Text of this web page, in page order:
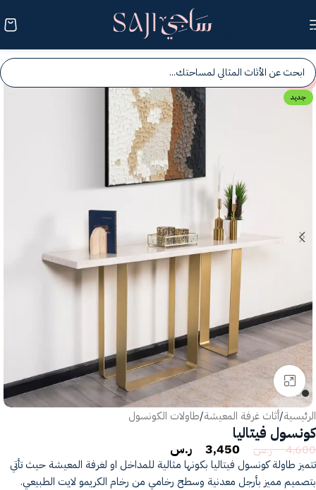
Skip to main content
-25%
جديد
انقر للتكبير
الرئيسية/أثاث غرفة المعيشة/طاولات الكونسول
كونسول فيتاليا
4,600 ر.س 3,450 ر.س
تتميز طاولة كونسول فيتاليا بكونها مثالية للمداخل او لغرفة المعيشة حيث تأتي
بتصميم مميز بأرجل معدنية وسطح رخامي من رخام الكريمو لايت الطبيعي.